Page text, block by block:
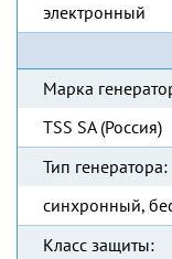
электронный
Марка
TSS SA (Россия)
Тип генератора:
синхронный,
Класс защиты: